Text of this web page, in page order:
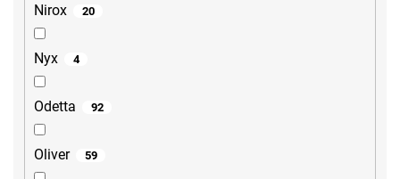
Nirox 20
Nyx 4
Odetta 92
Oliver 59